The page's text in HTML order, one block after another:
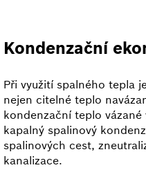
Kondenzační
Při využití spalného tepla
nejen citelné teplo
kondenzační teplo vázané
kapalný spalinový
spalinových cest,
kanalizace.